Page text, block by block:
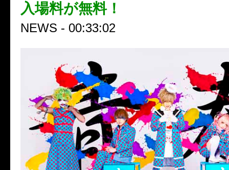
入場料が無料！
NEWS - 00:33:02